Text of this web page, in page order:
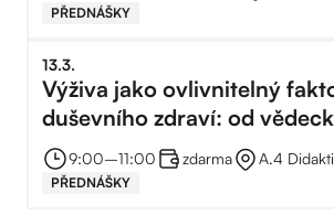
PŘEDNÁŠKY
13.3.
Výživa jako ovlivnitelný
duševního zdraví: od
běžnému životu | Týden
9:00–⁠11:00 zdarma A.4
PŘEDNÁŠKY